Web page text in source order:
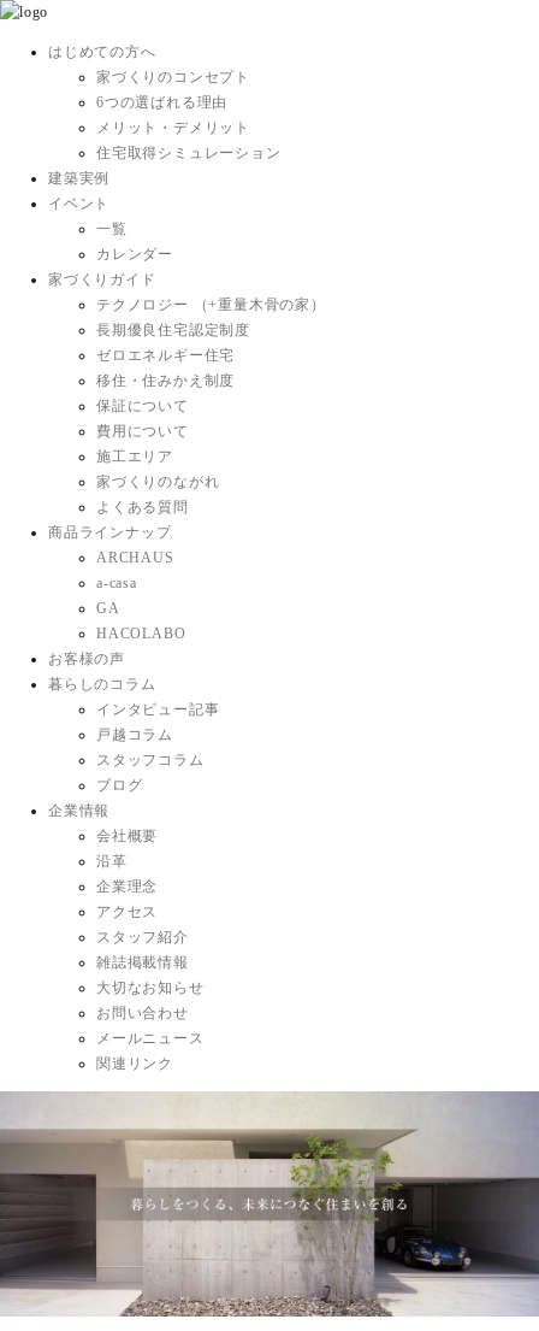
はじめての方へ
家づくりのコンセプト
6つの選ばれる理由
メリット・デメリット
住宅取得シミュレーション
建築実例
イベント
一覧
カレンダー
家づくりガイド
テクノロジー （+重量木骨の家）
長期優良住宅認定制度
ゼロエネルギー住宅
移住・住みかえ制度
保証について
費用について
施工エリア
家づくりのながれ
よくある質問
商品ラインナップ
ARCHAUS
a-casa
GA
HACOLABO
お客様の声
暮らしのコラム
インタビュー記事
戸越コラム
スタッフコラム
ブログ
企業情報
会社概要
沿革
企業理念
アクセス
スタッフ紹介
雑誌掲載情報
大切なお知らせ
お問い合わせ
メールニュース
関連リンク